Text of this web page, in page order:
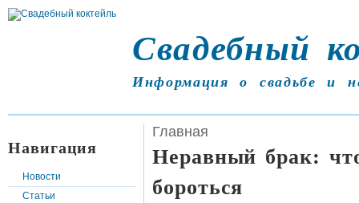
Свадебный
Информация о свадьбе и
Навигация
Новости
Статьи
Главная
Неравный брак:
бороться